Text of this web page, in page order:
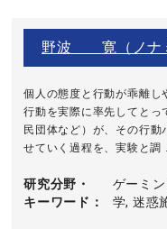
野波 寛（ノナ
個人の態度と行動が乖離し
行動を実際に率先してとっ
民団体など）が、その行動
せていく過程を、実験と調
研究分野・
キーワード
ゲーミ
学, 迷惑